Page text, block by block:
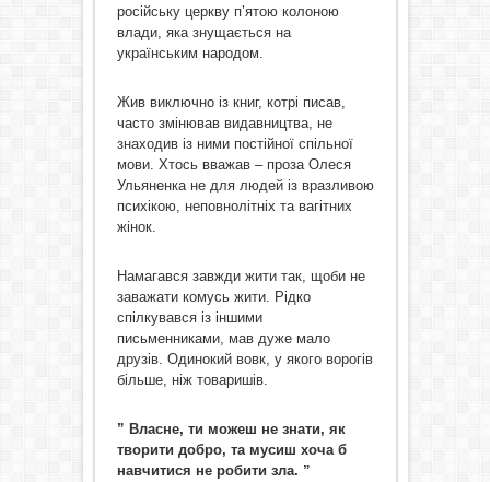
російську церкву п’ятою колоною
влади, яка знущається на
українським народом.
Жив виключно із книг, котрі писав,
часто змінював видавництва, не
знаходив із ними постійної спільної
мови. Хтось вважав – проза Олеся
Ульяненка не для людей із вразливою
психікою, неповнолітніх та вагітних
жінок.
Намагався завжди жити так, щоби не
заважати комусь жити. Рідко
спілкувався із іншими
письменниками, мав дуже мало
друзів. Одинокий вовк, у якого ворогів
більше, ніж товаришів.
” Власне, ти можеш не знати, як
творити добро, та мусиш хоча б
навчитися не робити зла. ”